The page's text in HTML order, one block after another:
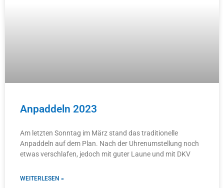
Anpaddeln 2023
Am letzten Sonntag im März stand das traditionelle
Anpaddeln auf dem Plan. Nach der Uhrenumstellung noch
etwas verschlafen, jedoch mit guter Laune und mit DKV
WEITERLESEN »